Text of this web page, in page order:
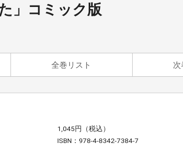
」コミック版
全巻リスト 次
1,045円（税込）
ISBN：978-4-8342-7384-7